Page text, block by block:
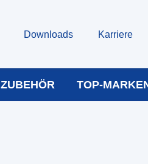
Downloads Karriere
ZUBEHÖR TOP-